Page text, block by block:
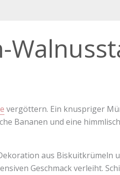
vergöttern. Ein knuspriger
Bananen und eine
aus Biskuitkrümeln
Geschmack verleiht.